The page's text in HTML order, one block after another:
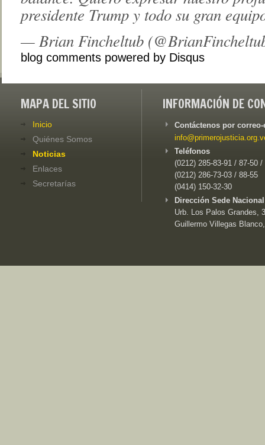
presidente Trump y todo su gran
— Brian Fincheltub
blog comments powered by Disqus
MAPA DEL SITIO
Inicio
Quiénes Somos
Noticias
Enlaces
Secretarías
INFORMACIÓN DE
Contáctenos por
Teléfonos
(0212) 285-83-91 / 87-50 /
(0212) 286-73-03 / 88-55
(0414) 150-32-30
Dirección Sede
Urb. Los Palos Grandes,
Guillermo Villegas